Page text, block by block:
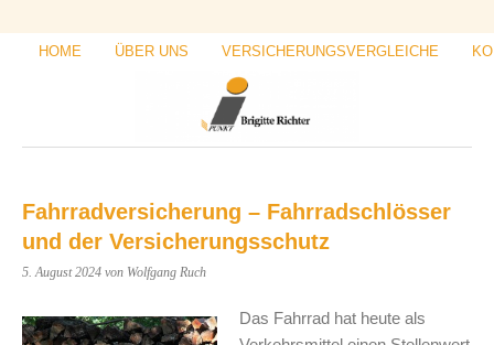
HOME ÜBER UNS VERSICHERUNGSVERGLEICHE
Fahrradversicherung – Fahrradschlösser
und der Versicherungsschutz
5. August 2024 von Wolfgang Ruch
Das Fahrrad hat heute als